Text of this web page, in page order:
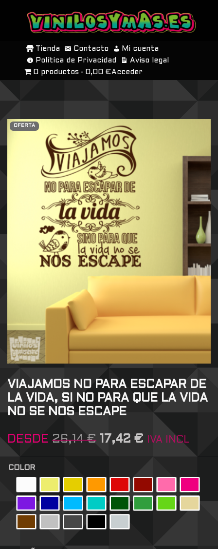
SALTAR
CONTENIDO
Tienda Contacto
Mi cuenta
Política de Privacidad
Aviso legal
0 productos
0,00 € Acceder
OFERTA
VIAJAMOS NO PARA ESCAPAR DE
LA VIDA, SI NO PARA QUE LA VIDA
NO SE NOS ESCAPE
DESDE 26,14€ 17,42 € IVA INCL
COLOR